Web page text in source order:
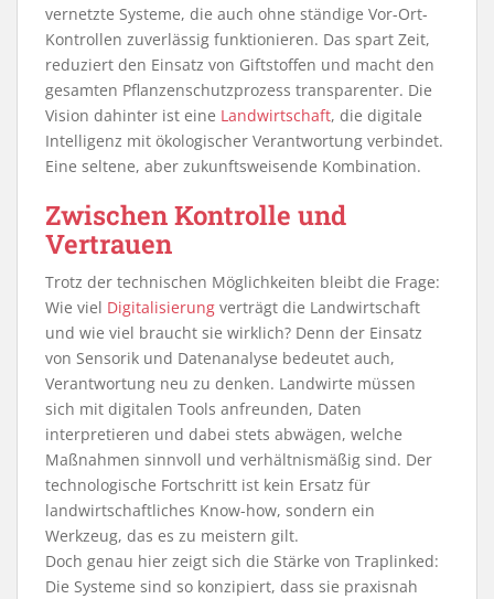
vernetzte Systeme, die auch ohne ständige Vor-Ort-
Kontrollen zuverlässig funktionieren. Das spart Zeit,
reduziert den Einsatz von Giftstoffen und macht den
gesamten Pflanzenschutzprozess transparenter. Die
Vision dahinter ist eine Landwirtschaft, die digitale
Intelligenz mit ökologischer Verantwortung verbindet.
Eine seltene, aber zukunftsweisende Kombination.
Zwischen Kontrolle und
Vertrauen
Trotz der technischen Möglichkeiten bleibt die Frage:
Wie viel Digitalisierung verträgt die Landwirtschaft
und wie viel braucht sie wirklich? Denn der Einsatz
von Sensorik und Datenanalyse bedeutet auch,
Verantwortung neu zu denken. Landwirte müssen
sich mit digitalen Tools anfreunden, Daten
interpretieren und dabei stets abwägen, welche
Maßnahmen sinnvoll und verhältnismäßig sind. Der
technologische Fortschritt ist kein Ersatz für
landwirtschaftliches Know-how, sondern ein
Werkzeug, das es zu meistern gilt.
Doch genau hier zeigt sich die Stärke von Traplinked:
Die Systeme sind so konzipiert, dass sie praxisnah